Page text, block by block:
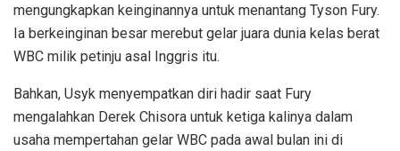
mengungkapkan keinginannya untuk menantang Tyson Fury.
Ia berkeinginan besar merebut gelar juara dunia kelas berat
WBC milik petinju asal Inggris itu.
Bahkan, Usyk menyempatkan diri hadir saat Fury
mengalahkan Derek Chisora untuk ketiga kalinya dalam
usaha mempertahan gelar WBC pada awal bulan ini di